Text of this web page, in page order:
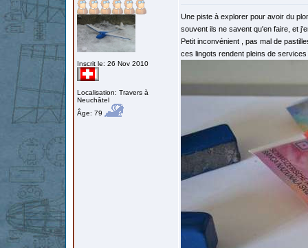
Inscrit le: 26 Nov 2010
Localisation: Travers à
Neuchâtel
Âge: 79
Une piste à explorer pour avoir du
souvent ils ne savent qu'en faire, et
Petit inconvénient , pas mal de
ces lingots rendent pleins de